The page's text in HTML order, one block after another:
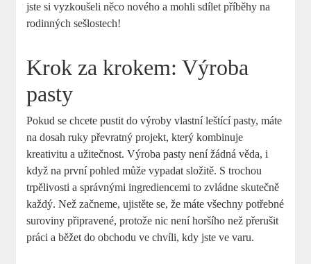
jste si vyzkoušeli něco nového a mohli sdílet příběhy na
rodinných sešlostech!
Krok za krokem: Výroba
pasty
Pokud se chcete pustit do výroby vlastní leštící pasty, máte
na dosah ruky převratný projekt, který kombinuje
kreativitu a užitečnost. Výroba pasty není žádná věda, i
když na první pohled může vypadat složitě. S trochou
trpělivosti a správnými ingrediencemi to zvládne skutečně
každý. Než začneme, ujistěte se, že máte všechny potřebné
suroviny připravené, protože nic není horšího než přerušit
práci a běžet do obchodu ve chvíli, kdy jste ve varu.